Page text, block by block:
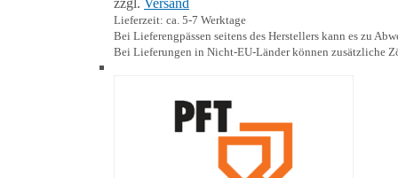
Lieferzeit: ca. 5-7 Werktage
Bei Lieferengpässen seitens des Herstellers kann es zu
Bei Lieferungen in Nicht-EU-Länder können zusätzliche